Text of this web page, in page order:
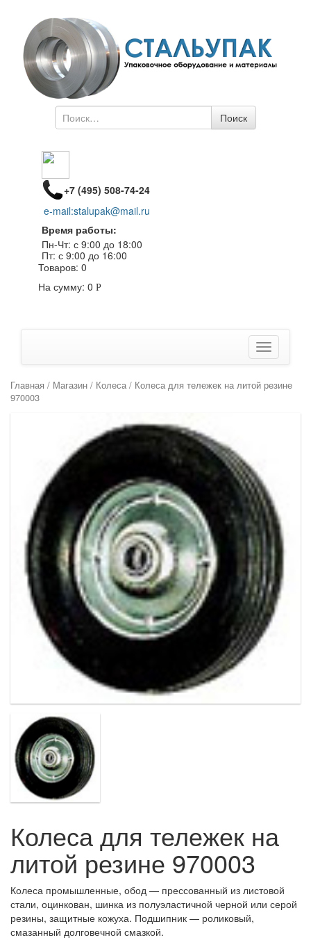
Поиск
по
Поиск
+7 (495) 508-74-24
e-mail:stalupak@mail.ru
Время работы:
Пн-Чт: с 9:00 до 18:00
Пт: с 9:00 до 16:00
Товаров: 0
На сумму: 0 Р
Показать/
Скрыть
Главная / Магазин / Колеса / Колеса для тележек на литой резине
970003
Колеса для тележек на
литой резине 970003
Колеса промышленные, обод — прессованный из листовой
стали, оцинкован, шинка из полуэластичной черной или серой
резины, защитные кожуха. Подшипник — роликовый,
смазанный долговечной смазкой.